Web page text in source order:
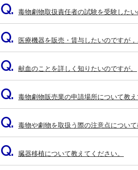
Q. 毒物劇物取扱責任者の試験を受験した
Q. 医療機器を販売・賃与したいのですが
Q. 献血のことを詳しく知りたいのですが。
Q. 毒物劇物販売業の申請場所について教え
Q. 毒物や劇物を取扱う際の注意点について
Q. 臓器移植について教えてください。